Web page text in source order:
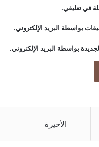
في تعليقي.
بواسطة البريد الإلكتروني.
بواسطة البريد الإلكتروني.
الأخيرة